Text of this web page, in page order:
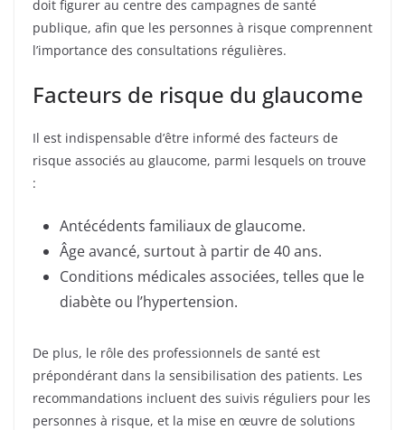
doit figurer au centre des campagnes de santé
publique, afin que les personnes à risque comprennent
l’importance des consultations régulières.
Facteurs de risque du glaucome
Il est indispensable d’être informé des facteurs de
risque associés au glaucome, parmi lesquels on trouve
:
Antécédents familiaux de glaucome.
Âge avancé, surtout à partir de 40 ans.
Conditions médicales associées, telles que le
diabète ou l’hypertension.
De plus, le rôle des professionnels de santé est
prépondérant dans la sensibilisation des patients. Les
recommandations incluent des suivis réguliers pour les
personnes à risque, et la mise en œuvre de solutions